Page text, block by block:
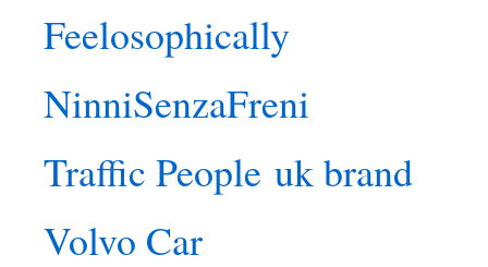
Feelosophically
NinniSenzaFreni
Traffic People uk brand
Volvo Car